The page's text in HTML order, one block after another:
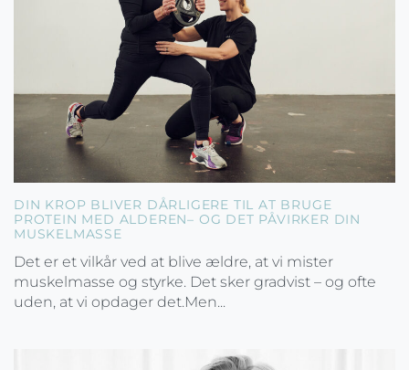
DIN KROP BLIVER DÅRLIGERE TIL AT BRUGE
PROTEIN MED ALDEREN– OG DET PÅVIRKER DIN
MUSKELMASSE
Det er et vilkår ved at blive ældre, at vi mister
muskelmasse og styrke. Det sker gradvist – og ofte
uden, at vi opdager det.Men...